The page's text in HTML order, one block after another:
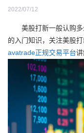
2022/07/12
美股打新一般认购多
的入门知识，关注美股
avatrade正规交易平台讲